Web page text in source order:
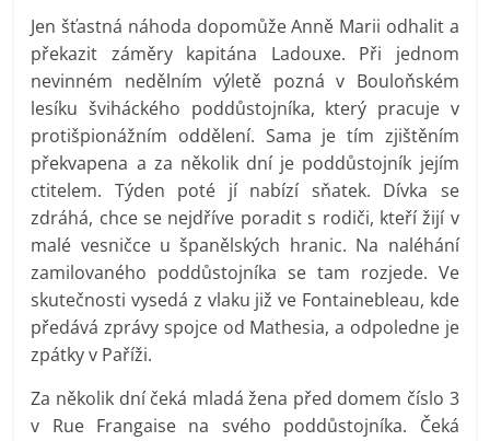
Jen šťastná náhoda dopomůže Anně Marii odhalit a
překazit záměry kapitána Ladouxe. Při jednom
nevinném nedělním výletě pozná v Bouloňském
lesíku šviháckého poddůstojníka, který pracuje v
protišpionážním oddělení. Sama je tím zjištěním
překvapena a za několik dní je poddůstojník jejím
ctitelem. Týden poté jí nabízí sňatek. Dívka se
zdráhá, chce se nejdříve poradit s rodiči, kteří žijí v
malé vesničce u španělských hranic. Na naléhání
zamilovaného poddůstojníka se tam rozjede. Ve
skutečnosti vysedá z vlaku již ve Fontainebleau, kde
předává zprávy spojce od Mathesia, a odpoledne je
zpátky v Paříži.
Za několik dní čeká mladá žena před domem číslo 3
v Rue Frangaise na svého poddůstojníka. Čeká